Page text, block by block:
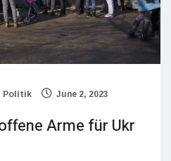
Politik June 2, 2023
Arme für Ukr